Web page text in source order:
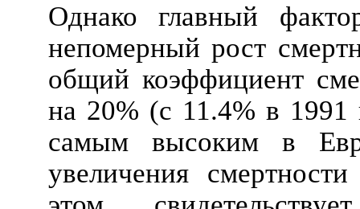
Однако главный
непомерный рост
общий коэффициент
на 20% (с 11.4% в 1991
самым высоким в
увеличения